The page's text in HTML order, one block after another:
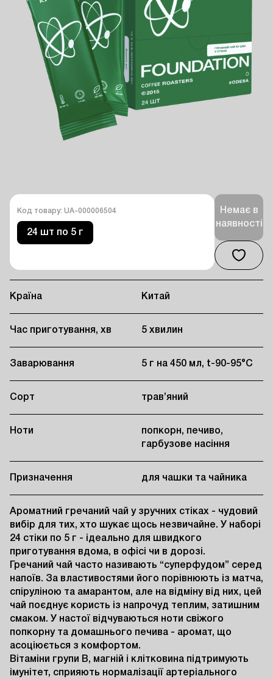
Код товару: UA-000006504
24 шт по 5 г
Немає в
наявності
Країна Китай
Час приготування, хв 5 хвилин
Заварювання 5 г на 450 мл, t-90-95°C
Сорт трав’яний
Ноти
попкорн, печиво,
гарбузове насіння
Призначення для чашки та чайника
Ароматний гречаний чай у зручних стіках - чудовий
вибір для тих, хто шукає щось незвичайне. У наборі
24 стіки по 5 г - ідеально для швидкого
приготування вдома, в офісі чи в дорозі.
Гречаний чай часто називають “суперфудом” серед
напоїв. За властивостями його порівнюють із матча,
спіруліною та амарантом, але на відміну від них, цей
чай поєднує користь із напрочуд теплим, затишним
смаком. У настої відчуваються ноти свіжого
попкорну та домашнього печива - аромат, що
асоціюється з комфортом.
Вітаміни групи B, магній і клітковина підтримують
імунітет, сприяють нормалізації артеріального